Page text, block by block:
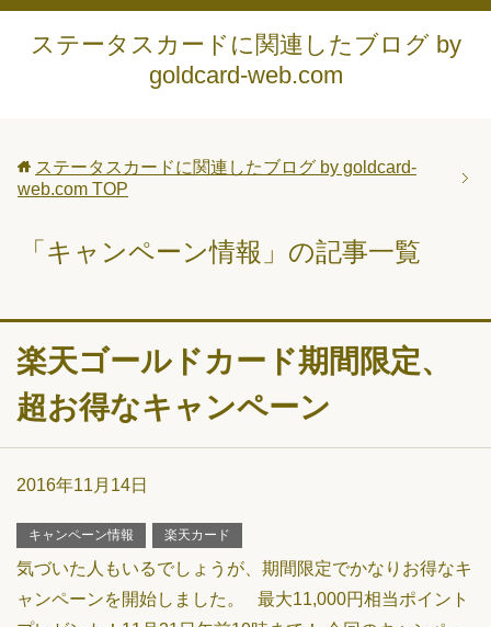
ステータスカードに関連したブログ by
goldcard-web.com
ステータスカードに関連したブログ by goldcard-
web.com TOP
「キャンペーン情報」の記事一覧
楽天ゴールドカード期間限定、
超お得なキャンペーン
2016年11月14日
キャンペーン情報 楽天カード
気づいた人もいるでしょうが、期間限定でかなりお得なキ
ャンペーンを開始しました。 最大11,000円相当ポイント